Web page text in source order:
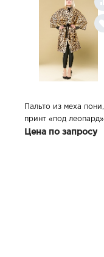
Пальто из меха пони,
принт «под леопард»
Цена по запросу